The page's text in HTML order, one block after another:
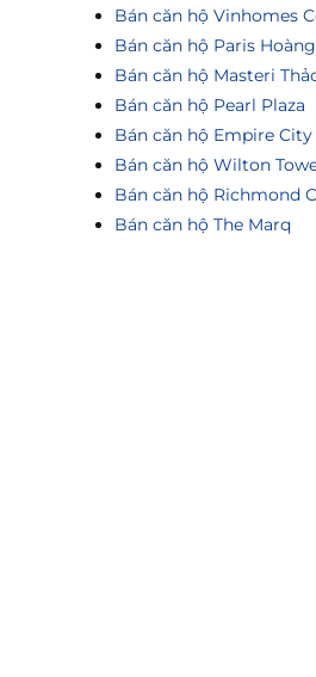
Bán căn hộ Vinhomes
Bán căn hộ Paris
Bán căn hộ Masteri
Bán căn hộ Pearl Plaza
Bán căn hộ Empire City
Bán căn hộ Wilton
Bán căn hộ Richmond
Bán căn hộ The Marq